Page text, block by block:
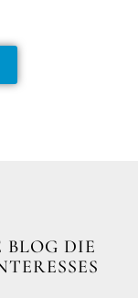
BLOG DIE